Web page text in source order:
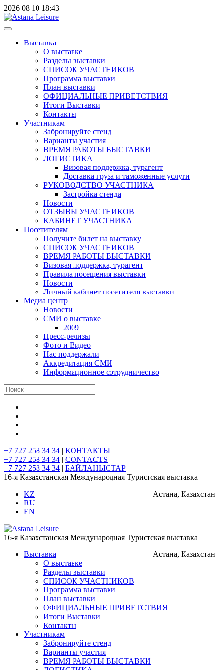
2026 08 10 18:43
Выставка
О выставке
Разделы выставки
СПИСОК УЧАСТНИКОВ
Программа выставки
План выставки
ОФИЦИАЛЬНЫЕ ПРИВЕТСТВИЯ
Итоги Выставки
Контакты
Участникам
Забронируйте стенд
Варианты участия
ВРЕМЯ РАБОТЫ ВЫСТАВКИ
ЛОГИСТИКА
Визовая поддержка, турагент
Доставка груза и таможенные услуги
РУКОВОДСТВО УЧАСТНИКА
Застройка стенда
Новости
ОТЗЫВЫ УЧАСТНИКОВ
КАБИНЕТ УЧАСТНИКА
Посетителям
Получите билет на выставку
СПИСОК УЧАСТНИКОВ
ВРЕМЯ РАБОТЫ ВЫСТАВКИ
Визовая поддержка, турагент
Правила посещения выставки
Новости
Личный кабинет посетителя выставки
Медиа центр
Новости
СМИ о выставке
2009
Пресс-релизы
Фото и Видео
Нас поддержали
Аккредитация СМИ
Информационное сотрудничество
+7 727 258 34 34 | КОНТАКТЫ
+7 727 258 34 34 | CONTACTS
+7 727 258 34 34 | БАЙЛАНЫСТАР
16-я Казахстанская Международная Туристская выставка
Астана, Казахстан
KZ
RU
EN
16-я Казахстанская Международная Туристская выставка
Астана, Казахстан
Выставка
О выставке
Разделы выставки
СПИСОК УЧАСТНИКОВ
Программа выставки
План выставки
ОФИЦИАЛЬНЫЕ ПРИВЕТСТВИЯ
Итоги Выставки
Контакты
Участникам
Забронируйте стенд
Варианты участия
ВРЕМЯ РАБОТЫ ВЫСТАВКИ